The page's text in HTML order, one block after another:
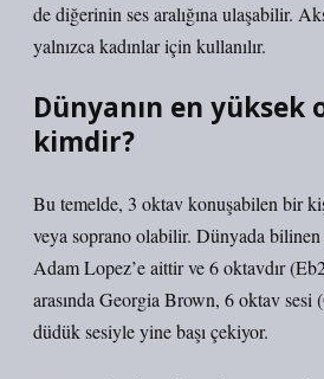
de diğerinin ses aralığına ulaşabilir.
yalnızca kadınlar için kullanılır.
Dünyanın en yüksek
kimdir?
Bu temelde, 3 oktav konuşabilen bir
veya soprano olabilir. Dünyada
Adam Lopez’e aittir ve 6 oktavdır
arasında Georgia Brown, 6 oktav
düdük sesiyle yine başı çekiyor.